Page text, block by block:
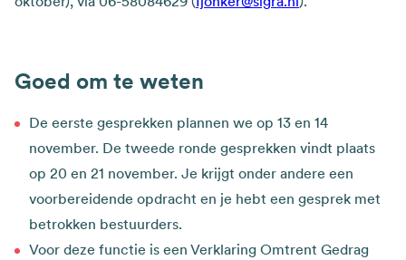
Goed om te weten
De eerste gesprekken plannen we op 13 en 14
november. De tweede ronde gesprekken vindt plaats
op 20 en 21 november. Je krijgt onder andere een
voorbereidende opdracht en je hebt een gesprek met
betrokken bestuurders.
Voor deze functie is een Verklaring Omtrent Gedrag